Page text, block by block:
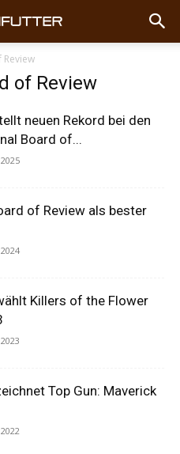
of Review
neuen Rekord bei den
Board of...
of Review als bester
Killers of the Flower
Top Gun: Maverick